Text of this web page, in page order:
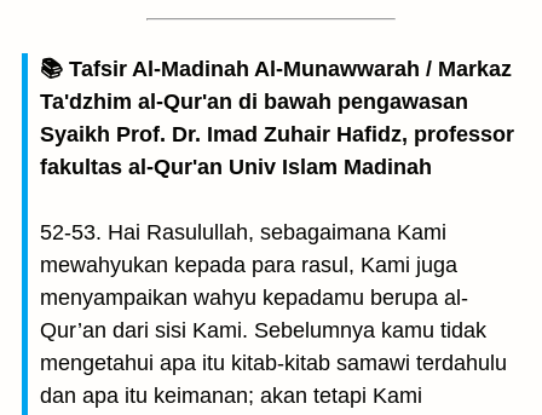
📚 Tafsir Al-Madinah Al-Munawwarah / Markaz
Ta'dzhim al-Qur'an di bawah pengawasan
Syaikh Prof. Dr. Imad Zuhair Hafidz, professor
fakultas al-Qur'an Univ Islam Madinah
52-53. Hai Rasulullah, sebagaimana Kami
mewahyukan kepada para rasul, Kami juga
menyampaikan wahyu kepadamu berupa al-
Qur’an dari sisi Kami. Sebelumnya kamu tidak
mengetahui apa itu kitab-kitab samawi terdahulu
dan apa itu keimanan; akan tetapi Kami